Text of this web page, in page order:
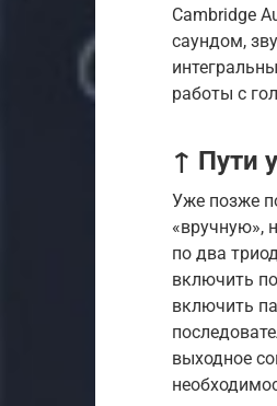
Cambridge
саундом,
работы с
↑ Пути
Уже позже
«вручную»,
по два
включить
включить
выходное